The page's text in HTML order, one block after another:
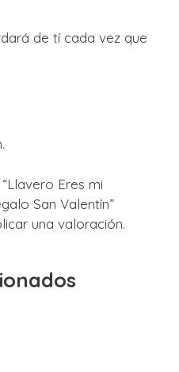
de tí cada vez que
Eres mi
San Valentín”
una valoración.